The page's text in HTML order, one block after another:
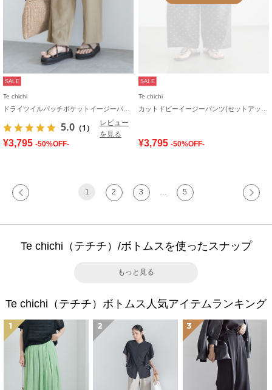
SALE
Te chichi
5.0 （1）
レビュー
を見る
¥3,795 -50%OFF-
SALE
Te chichi
¥3,795 -50%OFF-
1 2 3 5
Te chichi（テチチ）/ボトムスを使ったスナップ
もっと見る
Te chichi（テチチ）ボトムス人気アイテムランキング
1 2 3